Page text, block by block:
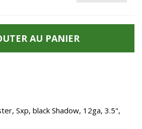
AU PANIER
, Sxp, black Shadow, 12ga, 3.5",